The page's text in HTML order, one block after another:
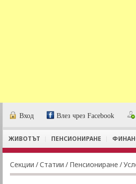
Вход Влез чрез Facebook
ЖИВОТЪТ ПЕНСИОНИРАНЕ
Секции /Статии / Пенсиониране /